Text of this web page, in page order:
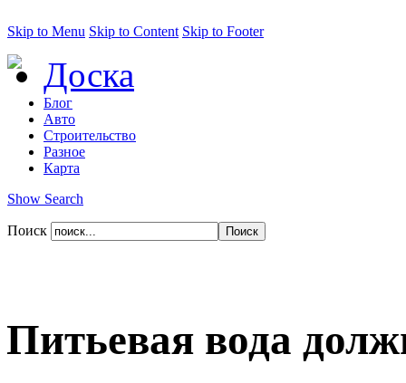
Skip to Menu Skip to Content Skip to Footer
Доска
Блог
Авто
Строительство
Разное
Карта
Show Search
Поиск
Питьевая вода